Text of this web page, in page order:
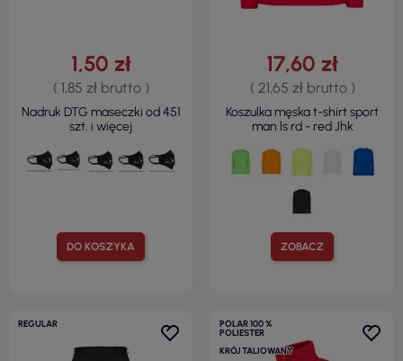
DO KOSZYKA
1,50 zł
( 1,85 zł brutto )
Nadruk DTG maseczki od 451
szt. i więcej
ZOBACZ
17,60 zł
( 21,65 zł brutto )
Koszulka męska t-shirt sport
man ls rd - red Jhk
REGULAR POLAR 100 %
POLIESTER
KRÓJ TALIOWANY